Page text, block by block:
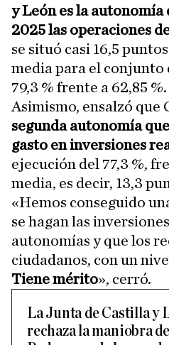
y León es la
2025las operaciones
se situó casi 16,5
media para el conjunto
79,3 % frente a 62,85 %.
Asimismo, ensalzó que
segunda autonomía
gasto en inversiones
ejecución del 77,3 %,
media, es decir, 13,3
«Hemos conseguido
se hagan las
autonomías y que los
ciudadanos, con un
Tiene mérito», cerró.
La Junta de Castilla y
rechaza la maniobra de